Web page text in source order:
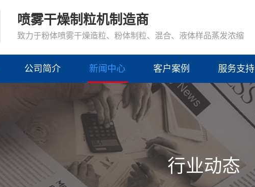
喷雾干燥制粒机制造商
致力于粉体喷雾干燥造粒、粉体制粒、混合、液体样品蒸发浓缩
公司简介 新闻中心 客户案例 服务支持
行业动态